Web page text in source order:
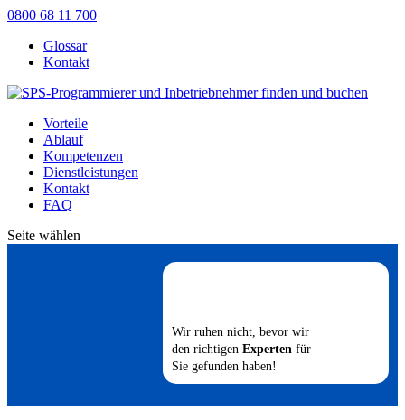
0800 68 11 700
Glossar
Kontakt
Vorteile
Ablauf
Kompetenzen
Dienstleistungen
Kontakt
FAQ
Seite wählen
Wir ruhen nicht, bevor wir
den richtigen Experten für
Sie gefunden haben!